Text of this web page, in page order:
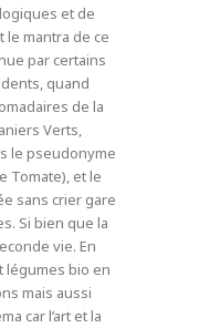
et de
le mantra de ce
par certains
quand
de la
Verts,
le pseudonyme
Tomate), et le
sans crier gare
Si bien que la
vie. En
légumes bio en
mais aussi
car l’art et la